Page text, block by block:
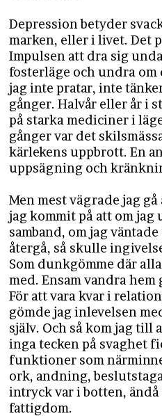
Depression betyder
marken, eller i livet. Det
Impulsen att dra sig
fosterläge och undra om
jag inte pratar, inte
gånger. Halvår eller år i
på starka mediciner i
gånger var det
kärlekens uppbrott. En
uppsägning och
Men mest vägrade jag
jag kommit på att om
samband, om jag
återgå, så skulle
Som dunkgömme där
med. Ensam vandra
För att vara kvar i
gömde jag inlevelsen
själv. Och så kom jag till
inga tecken på svaghet
funktioner som
ork, andning,
intryck var i botten,
fattigdom.